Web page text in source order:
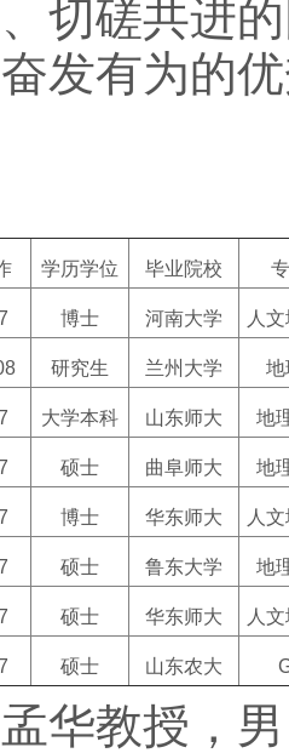
切磋共进
发有为的
学历学位 毕业院校
博士 河南大学 人
研究生 兰州大学 地
大学本科 山东师大 地
硕士 曲阜师大 地
博士 华东师大 人
硕士 鲁东大学 地
硕士 华东师大 人
硕士 山东农大
华教授，